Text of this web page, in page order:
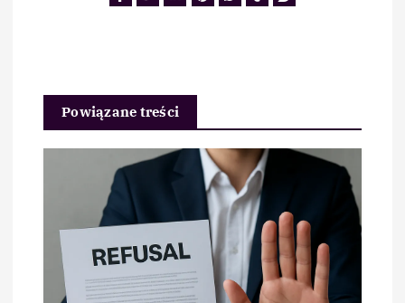
Powiązane treści